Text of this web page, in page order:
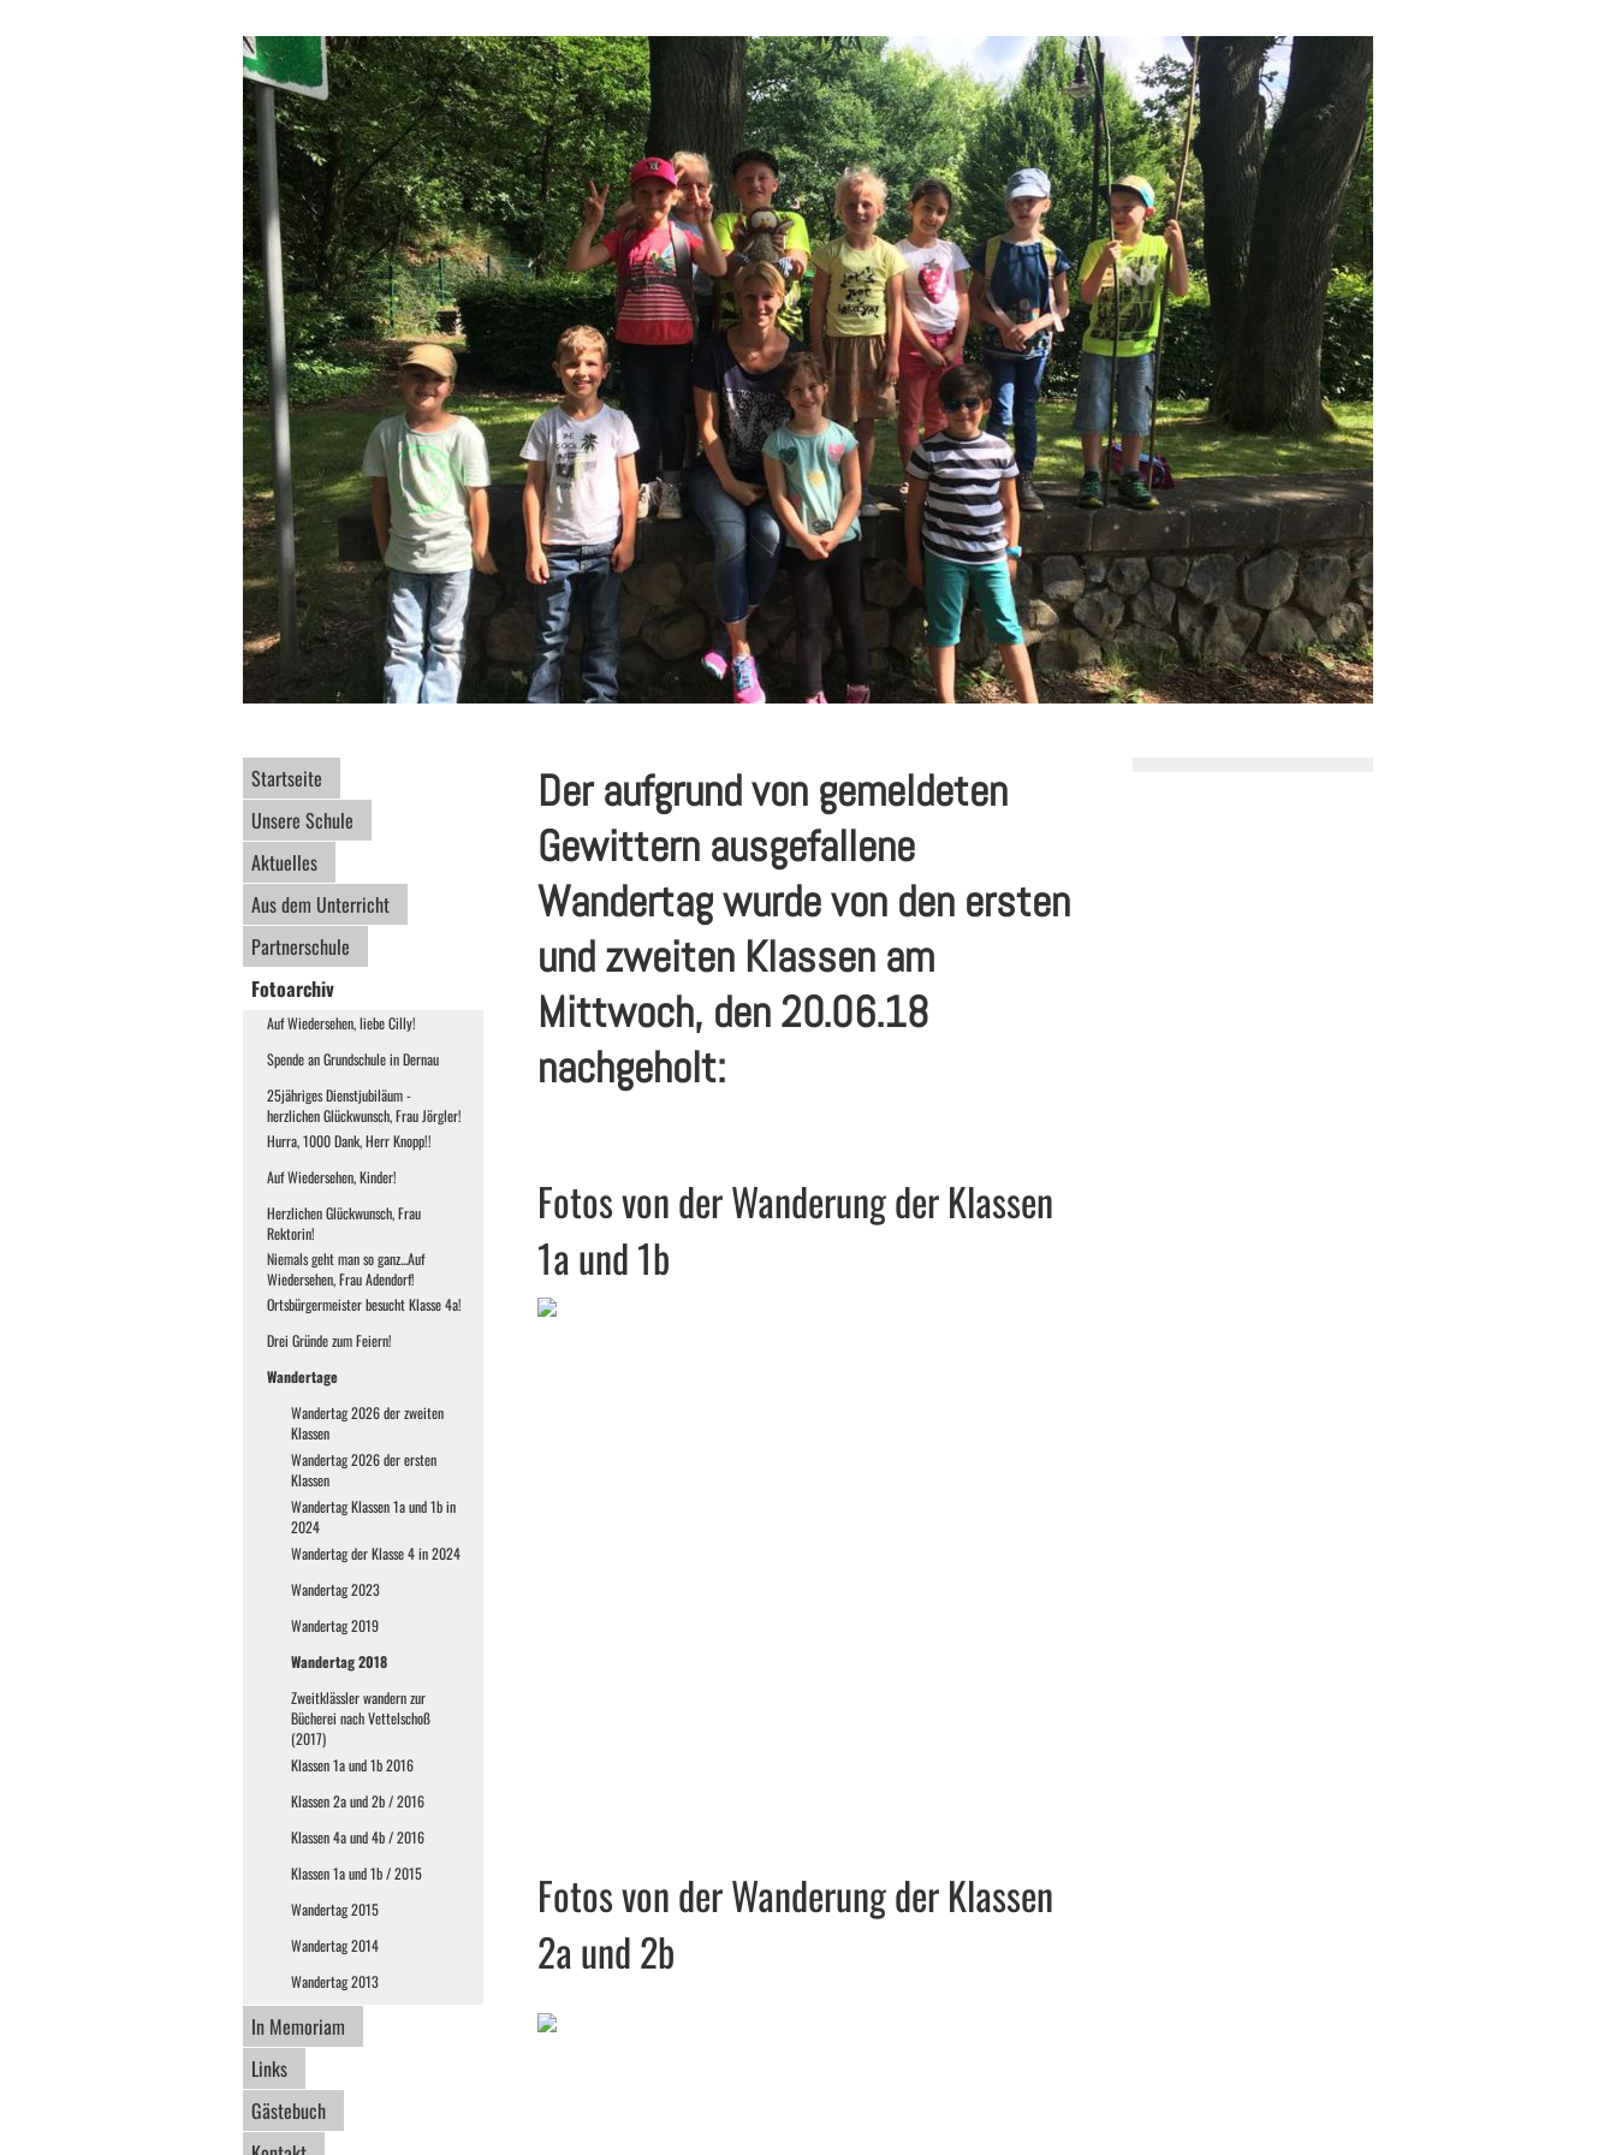
Startseite
Unsere Schule
Aktuelles
Aus dem Unterricht
Partnerschule
Fotoarchiv
Auf Wiedersehen, liebe Cilly!
Spende an Grundschule in Dernau
25jähriges Dienstjubiläum -
herzlichen Glückwunsch, Frau Jörgler!
Hurra, 1000 Dank, Herr Knopp!!
Auf Wiedersehen, Kinder!
Herzlichen Glückwunsch, Frau
Rektorin!
Niemals geht man so ganz...Auf
Wiedersehen, Frau Adendorf!
Ortsbürgermeister besucht Klasse 4a!
Drei Gründe zum Feiern!
Wandertage
Wandertag 2026 der zweiten
Klassen
Wandertag 2026 der ersten
Klassen
Wandertag Klassen 1a und 1b in
2024
Wandertag der Klasse 4 in 2024
Wandertag 2023
Wandertag 2019
Wandertag 2018
Zweitklässler wandern zur
Bücherei nach Vettelschoß
(2017)
Klassen 1a und 1b 2016
Klassen 2a und 2b / 2016
Klassen 4a und 4b / 2016
Klassen 1a und 1b / 2015
Wandertag 2015
Wandertag 2014
Wandertag 2013
In Memoriam
Links
Gästebuch
Der aufgrund von gemeldeten
Gewittern ausgefallene
Wandertag wurde von den ersten
und zweiten Klassen am
Mittwoch, den 20.06.18
nachgeholt:
Fotos von der Wanderung der Klassen
1a und 1b
Fotos von der Wanderung der Klassen
2a und 2b